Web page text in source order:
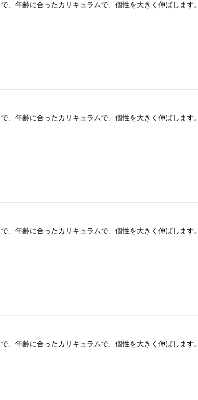
、年齢に合ったカリキュラムで、個性を大きく伸ばします。
、年齢に合ったカリキュラムで、個性を大きく伸ばします。
、年齢に合ったカリキュラムで、個性を大きく伸ばします。
、年齢に合ったカリキュラムで、個性を大きく伸ばします。